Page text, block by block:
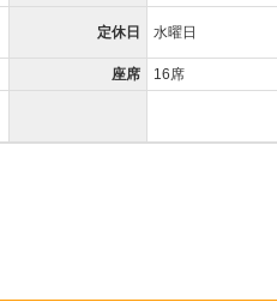
定休日 水曜日
座席 16席